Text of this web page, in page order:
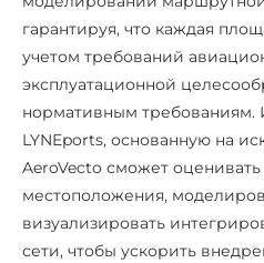
гарантируя, что каждая
учетом требований
эксплуатационной
нормативным требованиям.
LYNEports, основанную на
AeroVecto сможет
местоположения,
визуализировать
сети, чтобы ускорить